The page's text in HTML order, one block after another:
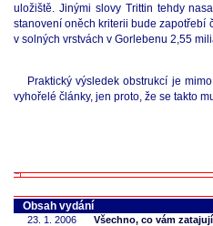
uložiště. Jinými slovy Trittin tehdy
stanovení oněch kriterii bude zapotřebí
v solných vrstvách v Gorlebenu 2,55
Praktický výsledek obstrukcí je
vyhořelé články, jen proto, že se takto
Obsah vydání
23. 1. 2006
Všechno, co vám